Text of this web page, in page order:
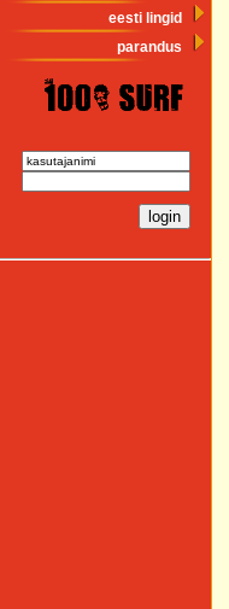
eesti lingid
parandus